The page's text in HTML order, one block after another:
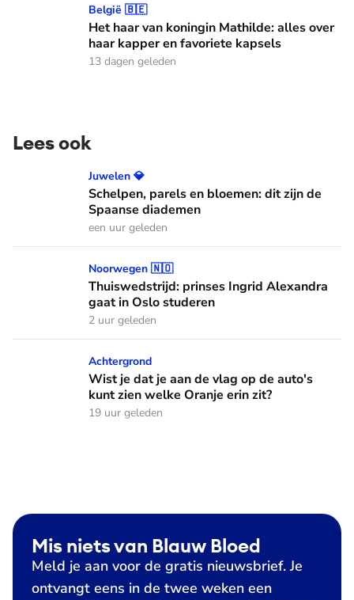
Het haar van koningin Mathilde: alles over haar kapper en
België 🇧🇪
Het haar van koningin Mathilde: alles over
haar kapper en favoriete kapsels
13 dagen geleden
Lees ook
Schelpen, parels en bloemen: dit zijn de Spaanse diademen
Juwelen 💎
Schelpen, parels en bloemen: dit zijn de
Spaanse diademen
een uur geleden
Thuiswedstrijd: prinses Ingrid Alexandra gaat in Oslo
Noorwegen 🇳🇴
Thuiswedstrijd: prinses Ingrid Alexandra
gaat in Oslo studeren
2 uur geleden
Wist je dat je aan de vlag op de auto's kunt zien welke
Achtergrond
Wist je dat je aan de vlag op de auto's
kunt zien welke Oranje erin zit?
19 uur geleden
Mis niets van Blauw Bloed
Meld je aan voor de gratis nieuwsbrief. Je
ontvangt eens in de twee weken een